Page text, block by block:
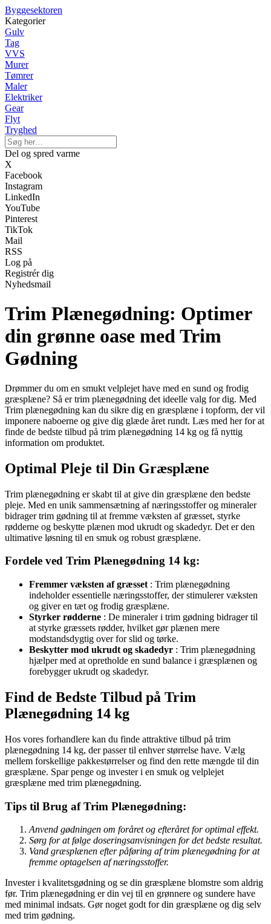
Byggesektoren
Kategorier
Gulv
Tag
VVS
Murer
Tømrer
Maler
Elektriker
Gear
Flyt
Tryghed
Del og spred varme
X
Facebook
Instagram
LinkedIn
YouTube
Pinterest
TikTok
Mail
RSS
Log på
Registrér dig
Nyhedsmail
Trim Plænegødning: Optimer
din grønne oase med Trim
Gødning
Drømmer du om en smukt velplejet have med en sund og frodig
græsplæne? Så er trim plænegødning det ideelle valg for dig. Med
Trim plænegødning kan du sikre dig en græsplæne i topform, der vil
imponere naboerne og give dig glæde året rundt. Læs med her for at
finde de bedste tilbud på trim plænegødning 14 kg og få nyttig
information om produktet.
Optimal Pleje til Din Græsplæne
Trim plænegødning er skabt til at give din græsplæne den bedste
pleje. Med en unik sammensætning af næringsstoffer og mineraler
bidrager trim gødning til at fremme væksten af græsset, styrke
rødderne og beskytte plænen mod ukrudt og skadedyr. Det er den
ultimative løsning til en smuk og robust græsplæne.
Fordele ved Trim Plænegødning 14 kg:
Fremmer væksten af græsset : Trim plænegødning
indeholder essentielle næringsstoffer, der stimulerer væksten
og giver en tæt og frodig græsplæne.
Styrker rødderne : De mineraler i trim gødning bidrager til
at styrke græssets rødder, hvilket gør plænen mere
modstandsdygtig over for slid og tørke.
Beskytter mod ukrudt og skadedyr : Trim plænegødning
hjælper med at opretholde en sund balance i græsplænen og
forebygger ukrudt og skadedyr.
Find de Bedste Tilbud på Trim
Plænegødning 14 kg
Hos vores forhandlere kan du finde attraktive tilbud på trim
plænegødning 14 kg, der passer til enhver størrelse have. Vælg
mellem forskellige pakkestørrelser og find den rette mængde til din
græsplæne. Spar penge og invester i en smuk og velplejet
græsplæne med trim plænegødning.
Tips til Brug af Trim Plænegødning:
Anvend gødningen om foråret og efteråret for optimal effekt.
Sørg for at følge doseringsanvisningen for det bedste resultat.
Vand græsplænen efter påføring af trim plænegødning for at
fremme optagelsen af næringsstoffer.
Invester i kvalitetsgødning og se din græsplæne blomstre som aldrig
før. Trim plænegødning er din vej til en grønnere og sundere have
med minimal indsats. Gør noget godt for din græsplæne og dig selv
med trim gødning.